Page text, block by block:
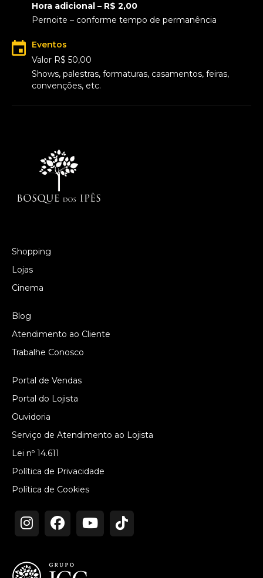
Hora adicional – R$ 2,00
Pernoite – conforme tempo de permanência
Eventos
Valor R$ 50,00
Shows, palestras, formaturas, casamentos, feiras,
convenções, etc.
Shopping
Lojas
Cinema
Blog
Atendimento ao Cliente
Trabalhe Conosco
Portal de Vendas
Portal do Lojista
Ouvidoria
Serviço de Atendimento ao Lojista
Lei nº 14.611
Política de Privacidade
Política de Cookies